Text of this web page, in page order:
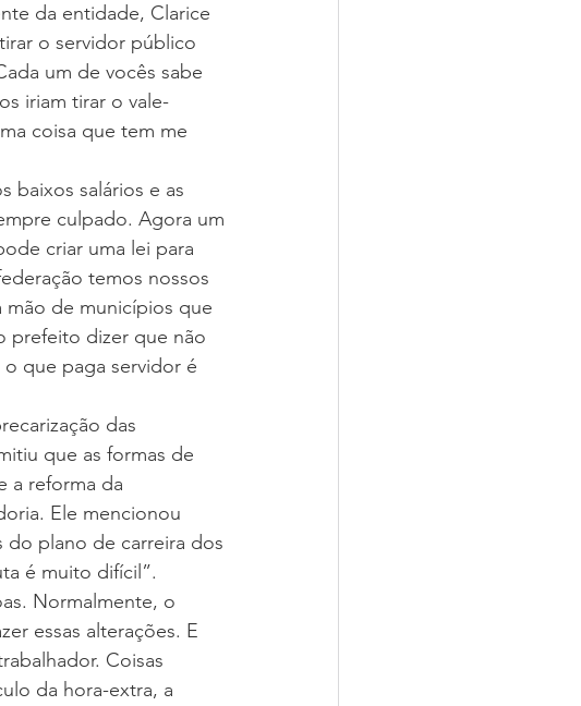
da entidade, Clarice
o servidor público
um de vocês sabe
iriam tirar o vale-
coisa que tem me
baixos salários e as
culpado. Agora um
criar uma lei para
temos nossos
mão de municípios que
prefeito dizer que não
que paga servidor é
das
que as formas de
a reforma da
Ele mencionou
do plano de carreira dos
é muito difícil”.
Normalmente, o
essas alterações. E
Coisas
da hora-extra, a